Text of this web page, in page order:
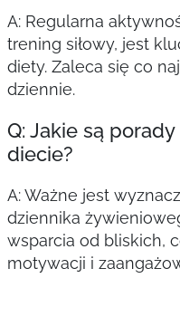
A: Regularna
trening siłowy, jest
diety. Zaleca się co
dziennie.
Q: Jakie są
diecie?
A: Ważne jest
dziennika
wsparcia od bliskich,
motywacji i